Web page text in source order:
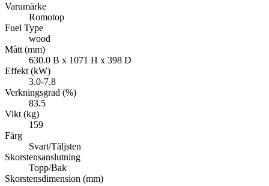
Varumärke
Romotop
Fuel Type
wood
Mått (mm)
630.0 B x 1071 H x 398 D
Effekt (kW)
3.0-7.8
Verkningsgrad (%)
83.5
Vikt (kg)
159
Färg
Svart/Täljsten
Skorstensanslutning
Topp/Bak
Skorstensdimension (mm)